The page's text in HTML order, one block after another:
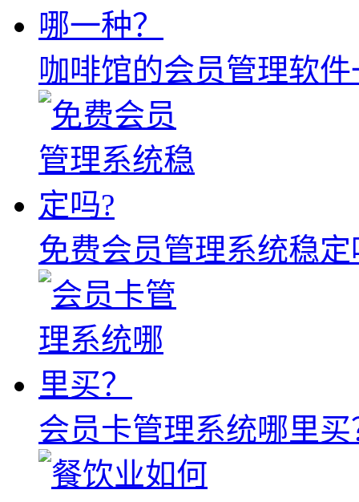
咖啡馆的会员管理软
免费会员管理系统稳定
会员卡管理系统哪里买